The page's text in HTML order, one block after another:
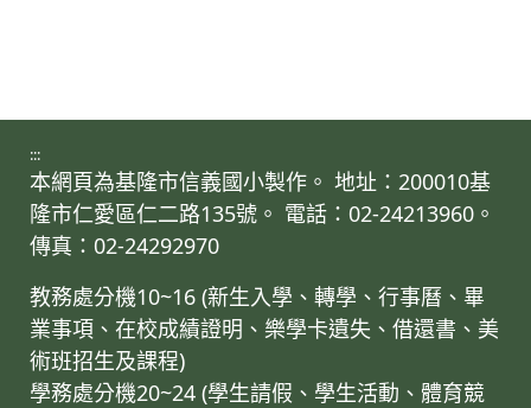
:::
本網頁為基隆市信義國小製作。 地址：200010基
隆市仁愛區仁二路135號。 電話：02-24213960。
傳真：02-24292970
教務處分機10~16 (新生入學、轉學、行事曆、畢
業事項、在校成績證明、樂學卡遺失、借還書、美
術班招生及課程)
學務處分機20~24 (學生請假、學生活動、體育競